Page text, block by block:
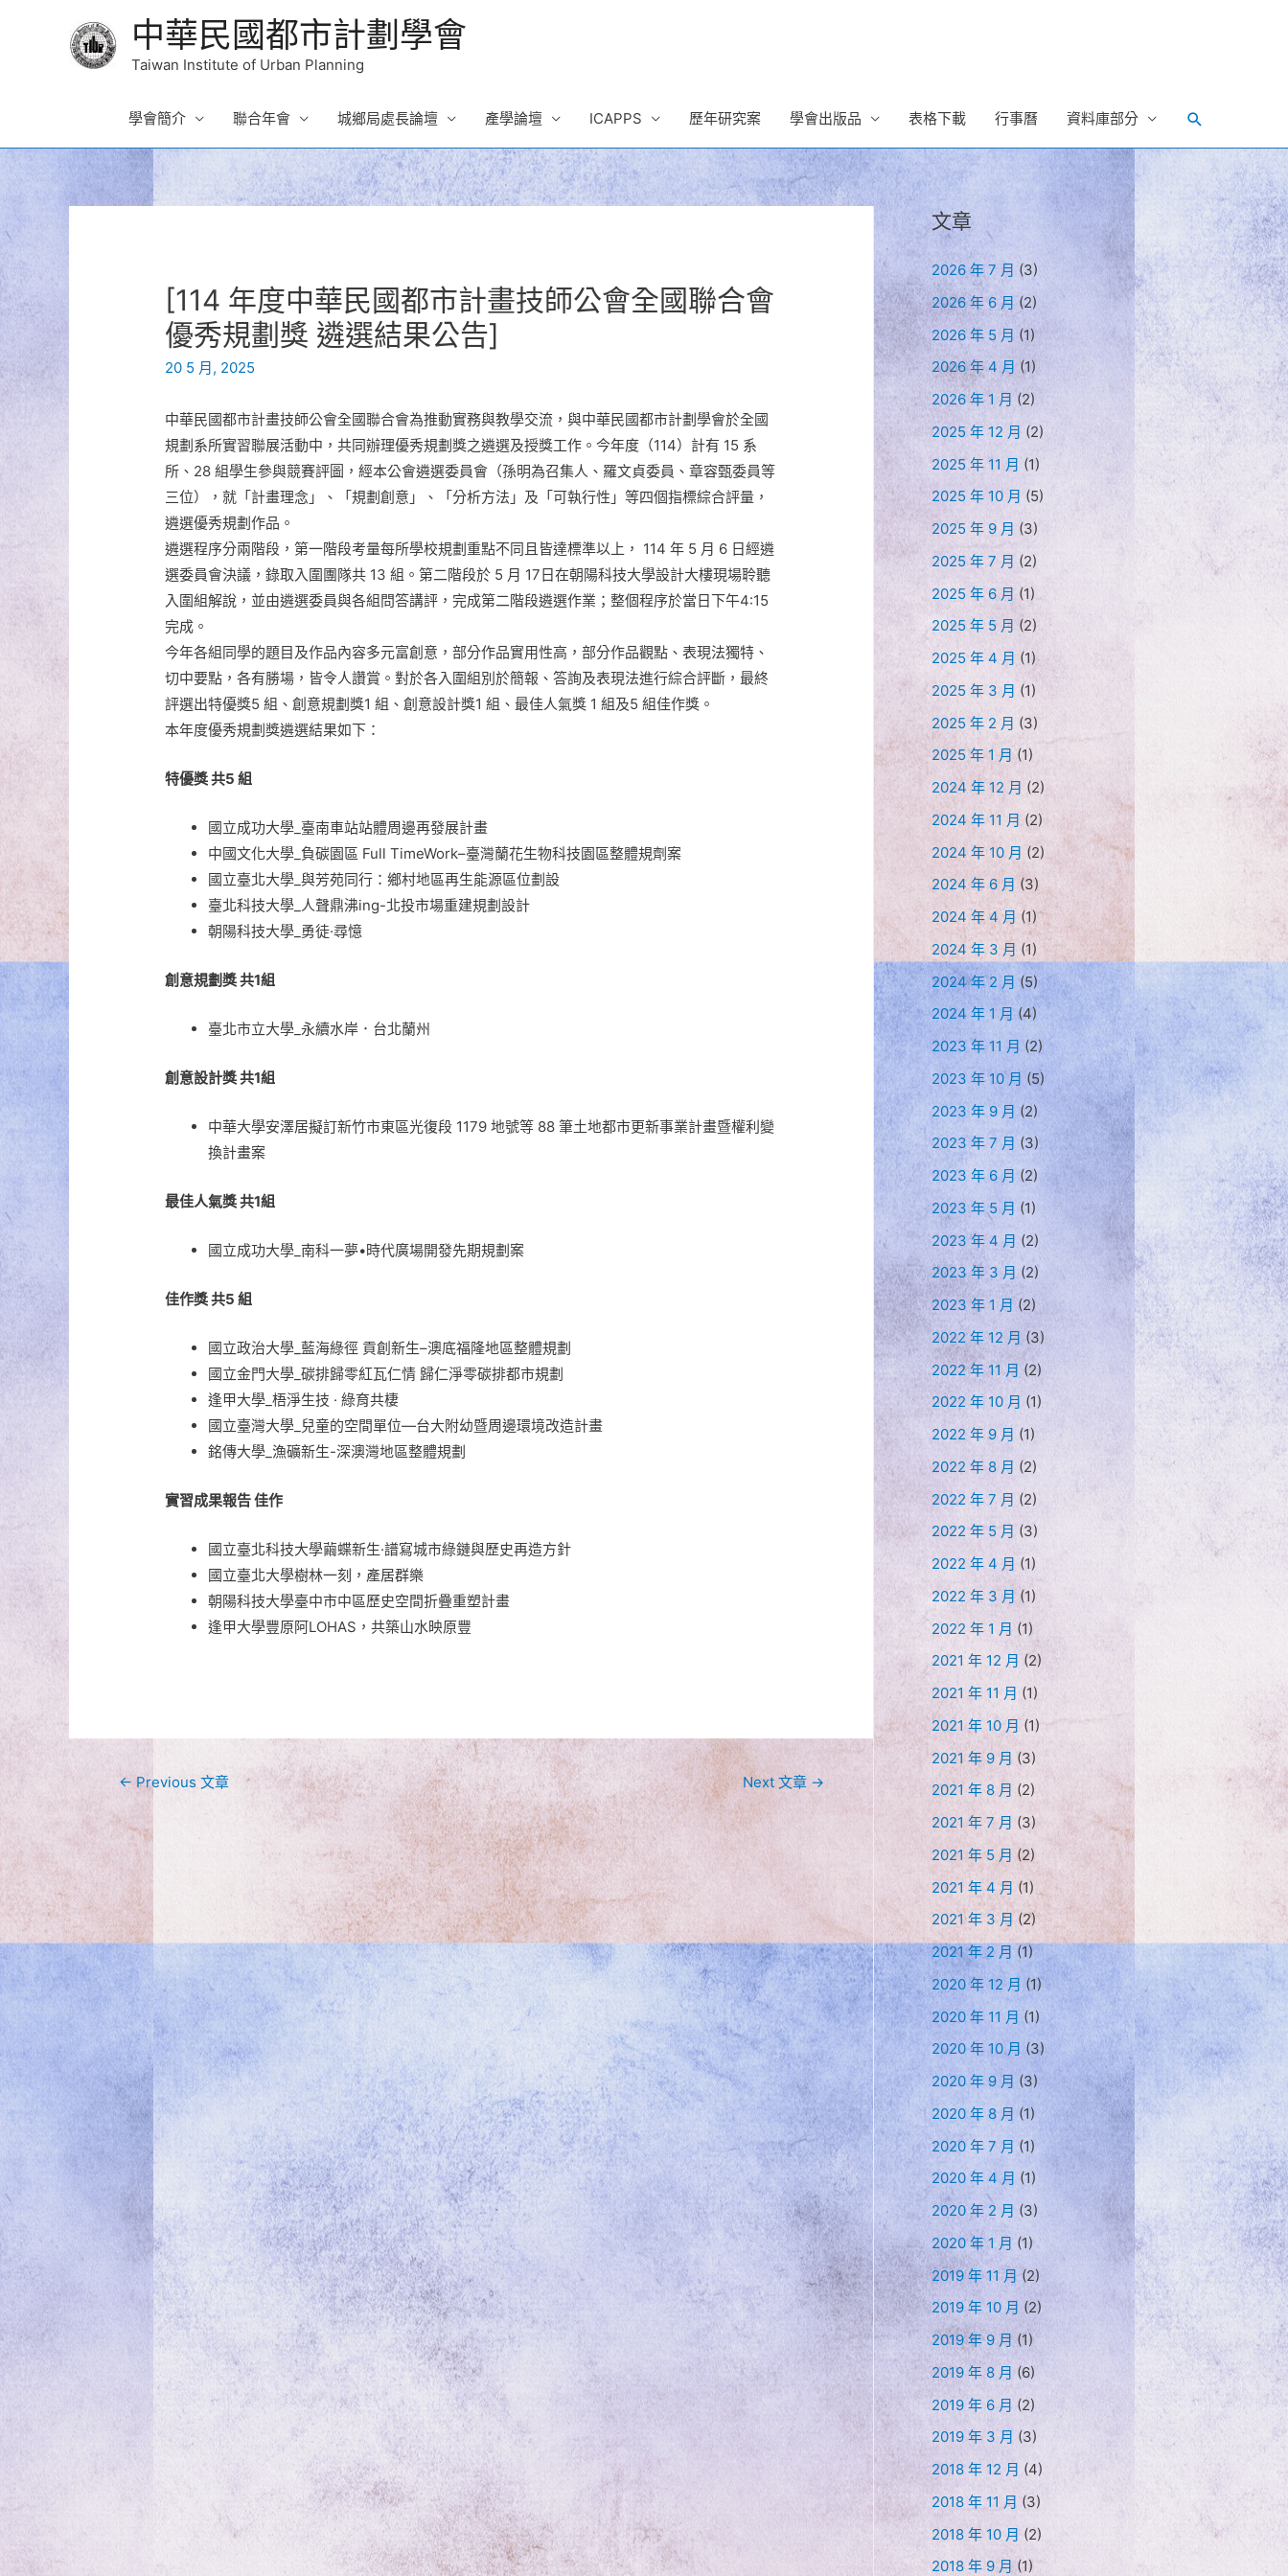
中華民國都市計劃學會
Taiwan Institute of Urban Planning
學會簡介 聯合年會 城鄉局處長論壇 產學論壇 ICAPPS 歷年研究案 學會出版品 表格下載 行事曆 資料庫部分 Search
[114 年度中華民國都市計畫技師公會全國聯合會
優秀規劃獎 遴選結果公告]
20 5 月, 2025
中華民國都市計畫技師公會全國聯合會為推動實務與教學交流，與中華民國都市計劃學會於全國
規劃系所實習聯展活動中，共同辦理優秀規劃獎之遴選及授獎工作。今年度（114）計有 15 系
所、28 組學生參與競賽評圖，經本公會遴選委員會（孫明為召集人、羅文貞委員、章容甄委員等
三位），就「計畫理念」、「規劃創意」、「分析方法」及「可執行性」等四個指標綜合評量，
遴選優秀規劃作品。
遴選程序分兩階段，第一階段考量每所學校規劃重點不同且皆達標準以上， 114 年 5 月 6 日經遴
選委員會決議，錄取入圍團隊共 13 組。第二階段於 5 月 17日在朝陽科技大學設計大樓現場聆聽
入圍組解說，並由遴選委員與各組問答講評，完成第二階段遴選作業；整個程序於當日下午4:15
完成。
今年各組同學的題目及作品內容多元富創意，部分作品實用性高，部分作品觀點、表現法獨特、
切中要點，各有勝場，皆令人讚賞。對於各入圍組別於簡報、答詢及表現法進行綜合評斷，最終
評選出特優獎5 組、創意規劃獎1 組、創意設計獎1 組、最佳人氣獎 1 組及5 組佳作獎。
本年度優秀規劃獎遴選結果如下：
特優獎 共5 組
國立成功大學_臺南車站站體周邊再發展計畫
中國文化大學_負碳園區 Full TimeWork–臺灣蘭花生物科技園區整體規劑案
國立臺北大學_與芳苑同行：鄉村地區再生能源區位劃設
臺北科技大學_人聲鼎沸ing-北投市場重建規劃設計
朝陽科技大學_勇徒·尋憶
創意規劃獎 共1組
臺北市立大學_永續水岸．台北蘭州
創意設計獎 共1組
中華大學安澤居擬訂新竹市東區光復段 1179 地號等 88 筆土地都市更新事業計畫暨權利變
換計畫案
最佳人氣獎 共1組
國立成功大學_南科一夢•時代廣場開發先期規劃案
佳作獎 共5 組
國立政治大學_藍海綠徑 貢創新生–澳底福隆地區整體規劃
國立金門大學_碳排歸零紅瓦仁情 歸仁淨零碳排都市規劃
逢甲大學_梧淨生技 · 綠育共棲
國立臺灣大學_兒童的空間單位—台大附幼暨周邊環境改造計畫
銘傳大學_漁礦新生-深澳灣地區整體規劃
實習成果報告 佳作
國立臺北科技大學繭蝶新生·譜寫城市綠鏈與歷史再造方針
國立臺北大學樹林一刻，產居群樂
朝陽科技大學臺中市中區歷史空間折疊重塑計畫
逢甲大學豐原阿LOHAS，共築山水映原豐
文
章
導
覽
← Previous 文章 Next 文章 →
文章
2026 年 7 月 (3)
2026 年 6 月 (2)
2026 年 5 月 (1)
2026 年 4 月 (1)
2026 年 1 月 (2)
2025 年 12 月 (2)
2025 年 11 月 (1)
2025 年 10 月 (5)
2025 年 9 月 (3)
2025 年 7 月 (2)
2025 年 6 月 (1)
2025 年 5 月 (2)
2025 年 4 月 (1)
2025 年 3 月 (1)
2025 年 2 月 (3)
2025 年 1 月(1)
2024 年 12 月 (2)
2024 年 11 月 (2)
2024 年 10 月 (2)
2024 年 6 月 (3)
2024 年 4 月 (1)
2024 年 3 月 (1)
2024 年 2 月 (5)
2024 年 1 月 (4)
2023 年 11 月 (2)
2023 年 10 月 (5)
2023 年 9 月 (2)
2023 年 7 月 (3)
2023 年 6 月 (2)
2023 年 5 月 (1)
2023 年 4 月 (2)
2023 年 3 月(2)
2023 年 1 月 (2)
2022 年 12 月(3)
2022 年 11 月 (2)
2022 年 10 月 (1)
2022 年 9 月 (1)
2022 年 8 月 (2)
2022 年 7 月 (2)
2022 年 5 月 (3)
2022 年 4 月 (1)
2022 年 3 月 (1)
2022 年 1 月 (1)
2021 年 12 月 (2)
2021 年 11 月 (1)
2021 年 10 月 (1)
2021 年 9 月 (3)
2021 年 8 月 (2)
2021 年 7 月 (3)
2021 年 5 月 (2)
2021 年 4 月 (1)
2021 年 3 月 (2)
2021 年 2 月 (1)
2020 年 12 月 (1)
2020 年 11 月 (1)
2020 年 10 月 (3)
2020 年 9 月 (3)
2020 年 8 月 (1)
2020 年 7 月 (1)
2020 年 4 月 (1)
2020 年 2 月 (3)
2020 年 1 月 (1)
2019 年 11 月(2)
2019 年 10 月 (2)
2019 年 9 月 (1)
2019 年 8 月 (6)
2019 年 6 月 (2)
2019 年 3 月 (3)
2018 年 12 月 (4)
2018 年 11 月 (3)
2018 年 10 月 (2)
2018 年 9 月 (1)